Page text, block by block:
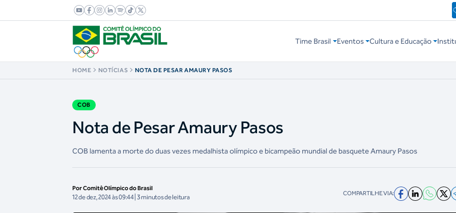
Time Brasil Eventos Cultura e Educação
HOME NOTÍCIAS NOTA DE PESAR AMAURY PASOS
COB
Nota de Pesar Amaury Pasos
COB lamenta a morte do duas vezes medalhista olímpico e bicampeão mundial de basquete Amaury Pasos
Por Comitê Olímpico do Brasil
12 de dez, 2024 às 09:44 | 3 minutos de leitura COMPARTILHE VIA: